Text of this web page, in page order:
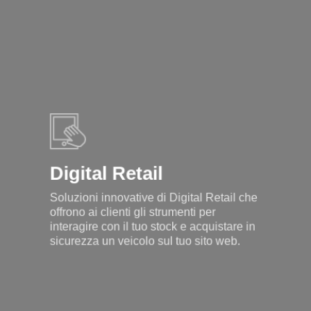
Digital Retail
Soluzioni innovative di Digital Retail che
offrono ai clienti gli strumenti per
interagire con il tuo stock e acquistare in
sicurezza un veicolo sul tuo sito web.